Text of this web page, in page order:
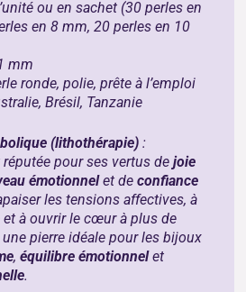
ou en sachet (30 perles en
en 8 mm, 20 perles en 10
mm
ronde, polie, prête à l’emploi
Brésil, Tanzanie
(lithothérapie) :
réputée pour ses vertus dejoie
émotionnelet deconfiance
les tensions affectives, à
à ouvrir le cœur à plus de
pierre idéale pour les bijoux
,équilibre émotionnelet
.